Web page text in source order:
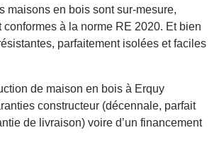
maisons en bois sont sur-mesure,
à la norme RE 2020. Et bien
parfaitement isolées et faciles
de maison en bois à Erquy
constructeur (décennale, parfait
de livraison) voire d’un financement